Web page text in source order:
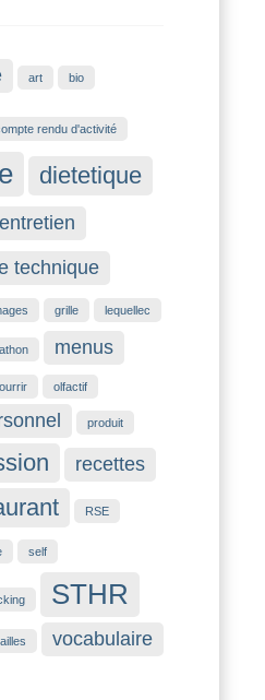
art bio
rendu d'activité
dietetique
entretien
technique
grille lequellec
menus
olfactif
produit
recettes
RSE
self
STHR
vocabulaire